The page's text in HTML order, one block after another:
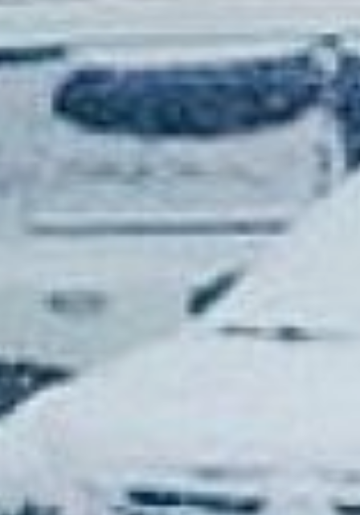
рублей, грузовик или
тягач — от 2000 рублей.
Если машина замерзла
где-то на окраине
Хабаровска или
пригороде, придется
доплатить за выезд на
Чаще всего для отогрева
пушки: газовые,
дизельные или, если есть
нагнетает мощный поток
горячего воздуха в
подкапотное
обеспечивается обычно
гибкой гофрированной
насадкой. Таким
способом отогреваются
масло, холодный бензин,